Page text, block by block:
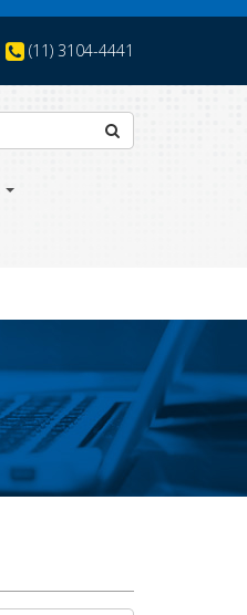
(11) 3104-4441